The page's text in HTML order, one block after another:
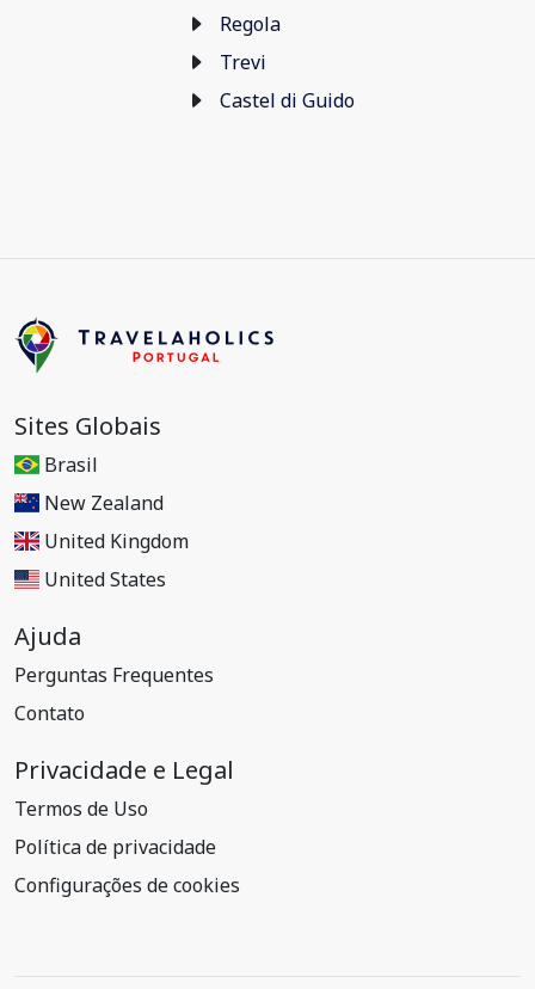
Regola
Trevi
Castel di Guido
Sites Globais
Brasil
New Zealand
United Kingdom
United States
Ajuda
Perguntas Frequentes
Contato
Privacidade e Legal
Termos de Uso
Política de privacidade
Configurações de cookies